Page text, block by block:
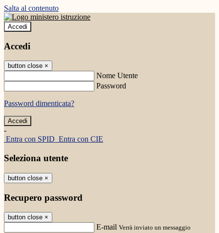
Salta al contenuto
Accedi
Accedi
button close ×
Nome Utente
Password
Password dimenticata?
-
Entra con SPID Entra con CIE
Seleziona utente
button close ×
Recupero password
button close ×
E-mail Verrà inviato un messaggio